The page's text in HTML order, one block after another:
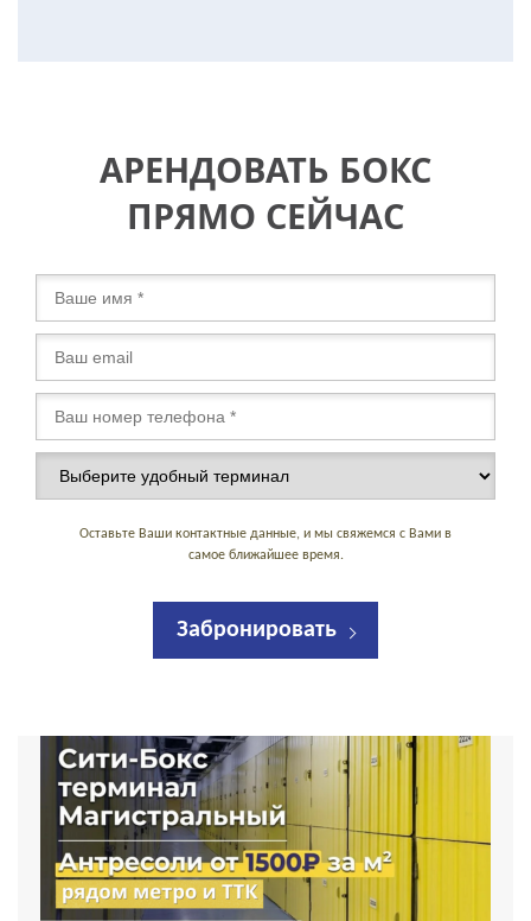
АРЕНДОВАТЬ БОКС
ПРЯМО СЕЙЧАС
Оставьте Ваши контактные данные, и мы свяжемся с Вами в
самое ближайшее время.
Забронировать